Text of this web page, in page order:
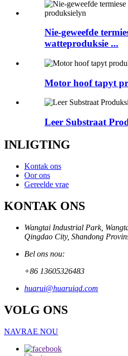
Nie-geweefde
watteproduksie ...
Motor hoof tapyt
Leer Substraat
INLIGTING
Kontak ons
Oor ons
Gereelde vrae
KONTAK ONS
Wangtai Industrial Park,
Qingdao City, Shandong
Bel ons nou:
+86 13605326483
huarui@huaruiqd.com
VOLG ONS
NAVRAE NOU